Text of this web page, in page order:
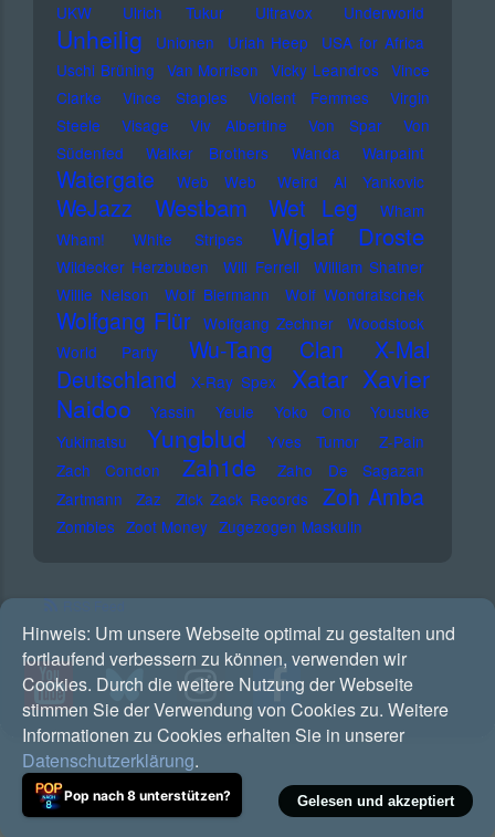
UKW Ulrich Tukur Ultravox Underworld
Unheilig Unionen Uriah Heep
USA for Africa
Uschi Brüning Van Morrison Vicky Leandros Vince
Clarke
Vince Staples Violent Femmes
Virgin
Steele
Visage Viv Albertine Von Spar
Von
Südenfed
Walker Brothers Wanda Warpaint
Watergate Web Web Weird Al Yankovic
WeJazz Westbam Wet Leg
Wham
Wham!
White Stripes Wiglaf Droste
Wildecker Herzbuben Will Ferrell
William Shatner
Willie Nelson
Wolf Biermann Wolf Wondratschek
Wolfgang Flür Wolfgang Zechner
Woodstock
World Party
Wu-Tang Clan
X-Mal
Deutschland
X-Ray Spex Xatar Xavier
Naidoo
Yassin Yeule Yoko Ono
Yousuke
Yukimatsu
Yungblud Yves Tumor
Z-Pain
Zach Condon
Zah1de
Zaho De Sagazan
Zartmann
Zaz Zick Zack Records Zoh Amba
Zombies Zoot Money Zugezogen Maskulin
Hinweis: Um unsere Webseite optimal zu gestalten und
fortlaufend verbessern zu können, verwenden wir
Cookies. Durch die weitere Nutzung der Webseite
stimmen Sie der Verwendung von Cookies zu. Weitere
Informationen zu Cookies erhalten Sie in unserer
Datenschutzerklärung.
Gelesen und akzeptiert
Pop nach 8 unterstützen?